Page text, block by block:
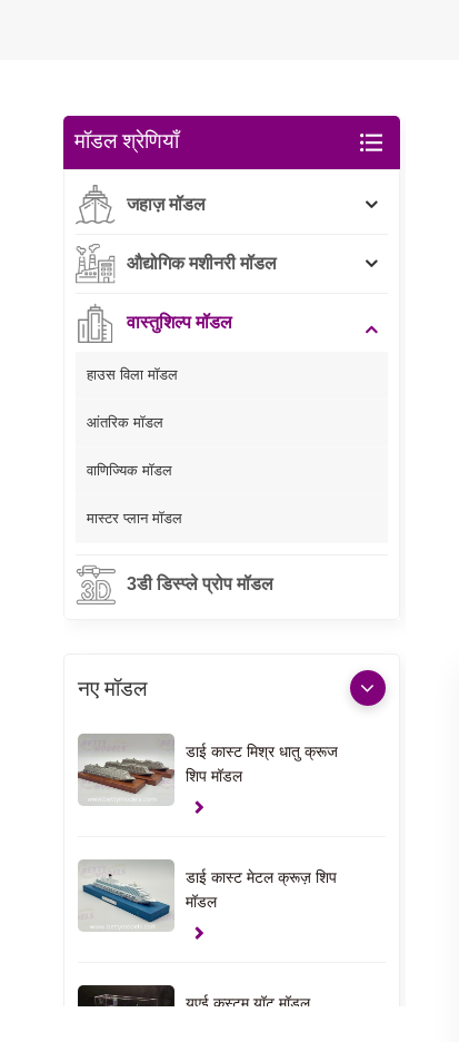
मॉडल श्रेणियाँ
जहाज़ मॉडल
औद्योगिक मशीनरी मॉडल
वास्तुशिल्प मॉडल
हाउस विला मॉडल
आंतरिक मॉडल
वाणिज्यिक मॉडल
मास्टर प्लान मॉडल
3डी डिस्प्ले प्रोप मॉडल
नए मॉडल
डाई कास्ट मिश्र धातु क्रूज
शिप मॉडल
डाई कास्ट मेटल क्रूज़ शिप
मॉडल
यूएई कस्टम यॉट मॉडल